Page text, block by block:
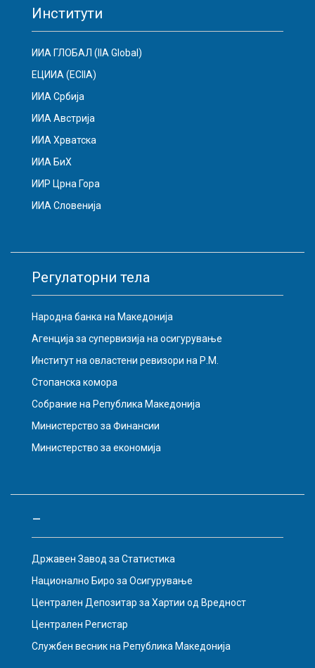
Институти
ИИА ГЛОБАЛ (IIA Global)
ЕЦИИА (ECIIA)
ИИА Србија
ИИА Австрија
ИИА Хрватска
ИИА БиХ
ИИР Црна Гора
ИИА Словенија
Регулаторни тела
Народна банка на Македонија
Агенција за супервизија на осигурување
Институт на овластени ревизори на Р.М.
Стопанска комора
Собрание на Република Македонија
Министерство за Финансии
Министерство за економија
–
Државен Завод за Статистика
Национално Биро за Осигурување
Централен Депозитар за Хартии од Вредност
Централен Регистар
Службен весник на Република Македонија